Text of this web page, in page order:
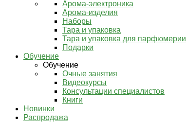
Арома-электроника
Арома-изделия
Наборы
Тара и упаковка
Тара и упаковка для парфюмерии
Подарки
Обучение
Обучение
Очные занятия
Видеокурсы
Консультации специалистов
Книги
Новинки
Распродажа